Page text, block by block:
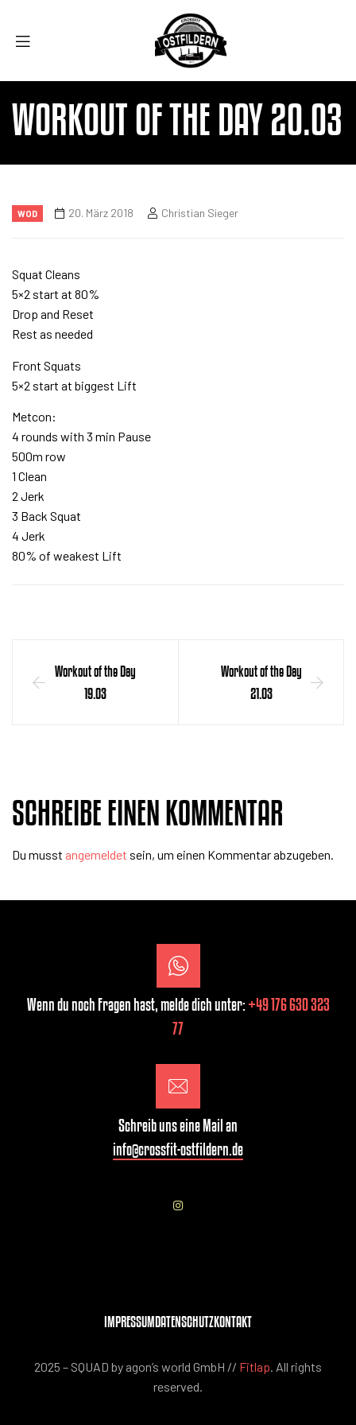
WORKOUT OF THE DAY 20.03
WOD 20. März 2018 Christian Sieger
Squat Cleans
5×2 start at 80%
Drop and Reset
Rest as needed
Front Squats
5×2 start at biggest Lift
Metcon:
4 rounds with 3 min Pause
500m row
1 Clean
2 Jerk
3 Back Squat
4 Jerk
80% of weakest Lift
Workout of the Day
19.03
Workout of the Day
21.03
SCHREIBE EINEN KOMMENTAR
Du musst angemeldet sein, um einen Kommentar abzugeben.
Wenn du noch Fragen hast, melde dich unter:+49 176 630 323
77
Schreib uns eine Mail an
info@crossfit-ostfildern.de
IMPRESSUMDATENSCHUTZKONTAKT
2025 – SQUAD by agon’s world GmbH // Fitlap. All rights
reserved.